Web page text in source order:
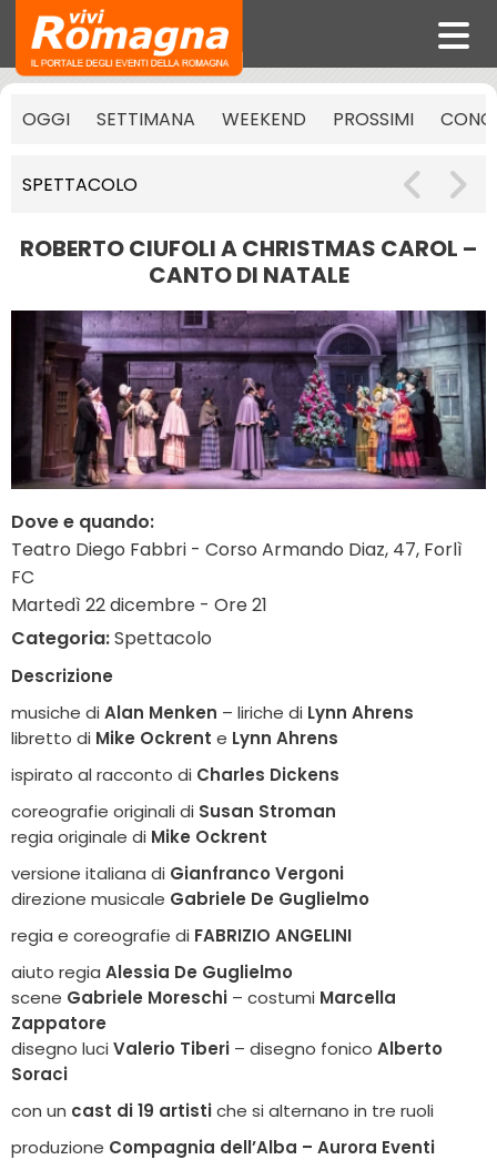
OGGI SETTIMANA WEEKEND PROSSIMI
SPETTACOLO
ROBERTO CIUFOLI A CHRISTMAS CAROL –
CANTO DI NATALE
Dove e quando:
Teatro Diego Fabbri - Corso Armando Diaz, 47, Forlì
FC
Martedì 22 dicembre - Ore 21
Categoria:Spettacolo
Descrizione
musiche di Alan Menken – liriche di Lynn Ahrens
libretto di Mike Ockrent e Lynn Ahrens
ispirato al racconto di Charles Dickens
coreografie originali di Susan Stroman
regia originale di Mike Ockrent
versione italiana di Gianfranco Vergoni
direzione musicale Gabriele De Guglielmo
regia e coreografie di FABRIZIO ANGELINI
aiuto regia Alessia De Guglielmo
scene Gabriele Moreschi – costumi Marcella
Zappatore
disegno luci Valerio Tiberi – disegno fonico Alberto
Soraci
con un cast di 19 artistiche si alternano in tre ruoli
produzione Compagnia dell’Alba – Aurora Eventi